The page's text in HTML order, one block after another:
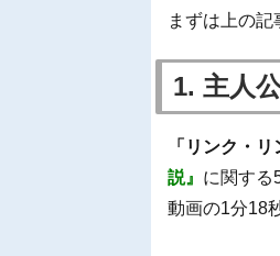
まずは上の記
1. 主人
「リンク・リ
説』 に関する
動画の1分18